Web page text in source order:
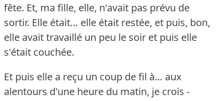
fête. Et, ma fille, elle, n'avait pas prévu de
sortir. Elle était… elle était restée, et puis, bon,
elle avait travaillé un peu le soir et puis elle
s'était couchée.
Et puis elle a reçu un coup de fil à… aux
alentours d'une heure du matin, je crois -